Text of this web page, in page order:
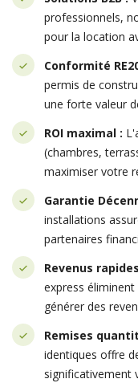
professionnels,
pour la location
Conformité
permis de
une forte valeur
ROI maximal :
(chambres,
maximiser votre
Garantie
installations
partenaires
Revenus
express
générer des
Remises
identiques offre
significativement